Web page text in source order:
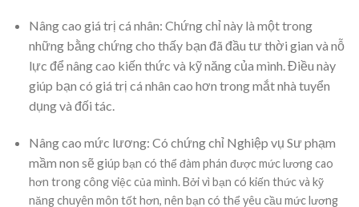
Nâng cao giá trị cá nhân: Chứng chỉ này là một trong
những bằng chứng cho thấy bạn đã đầu tư thời gian và nỗ
lực để nâng cao kiến thức và kỹ năng của mình. Điều này
giúp bạn có giá trị cá nhân cao hơn trong mắt nhà tuyển
dụng và đối tác.
Nâng cao mức lương: Có chứng chỉ Nghiệp vụ Sư phạm
mầm non sẽ giúp bạn có thể đàm phán được mức lương cao
hơn trong công việc của mình. Bởi vì bạn có kiến thức và kỹ
năng chuyên môn tốt hơn, nên bạn có thể yêu cầu mức lương